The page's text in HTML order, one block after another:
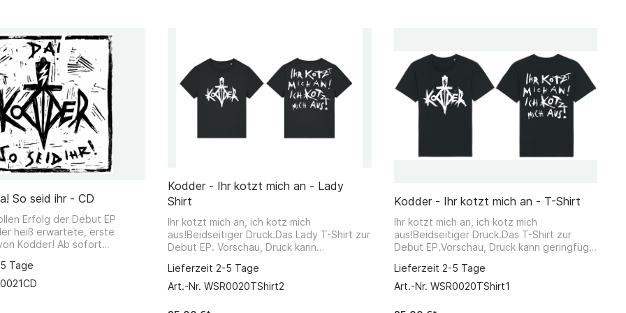
So seid ihr - CD
Erfolg der Debut EP
heiß erwartete, erste
Kodder! Ab sofort
WissenDiener der
in den
Tage
Kodder - Ihr kotzt mich an - Lady
Shirt
Ihr kotzt mich an, ich kotz mich
aus!Beidseitiger Druck.Das Lady T-Shirt zur
Debut EP. Vorschau, Druck kann
Stanley/Stella Bio/Fairtrade T-Shirts.
Lieferzeit 2-5 Tage
Art.-Nr. WSR0020TShirt2
Kodder - Ihr kotzt mich an - T-Shirt
Ihr kotzt mich an, ich kotz mich
aus!Beidseitiger Druck.Das T-Shirt zur
Debut EP.Vorschau, Druck kann geringfügig
Bio/Fairtrade T-Shirts.
Lieferzeit 2-5 Tage
Art.-Nr. WSR0020TShirt1